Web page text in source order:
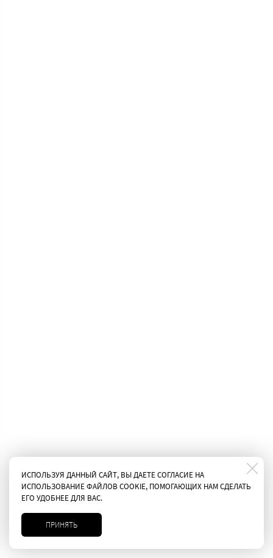
ИСПОЛЬЗУЯ ДАННЫЙ САЙТ, ВЫ ДАЕТЕ СОГЛАСИЕ НА
ИСПОЛЬЗОВАНИЕ ФАЙЛОВ COOKIE, ПОМОГАЮЩИХ НАМ СДЕЛАТЬ
ЕГО УДОБНЕЕ ДЛЯ ВАС.
ПРИНЯТЬ